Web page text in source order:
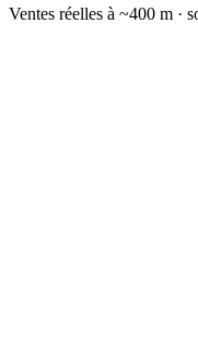
Ventes réelles à ~400 m ·